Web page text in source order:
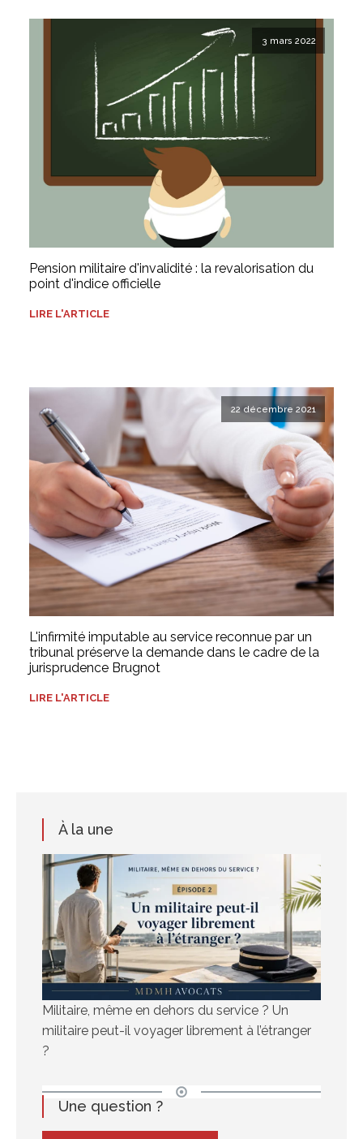
3 mars 2022
Pension militaire d'invalidité : la revalorisation du
point d'indice officielle
LIRE L'ARTICLE
22 décembre 2021
L'infirmité imputable au service reconnue par un
tribunal préserve la demande dans le cadre de la
jurisprudence Brugnot
LIRE L'ARTICLE
À la une
Militaire, même en dehors du service ? Un
militaire peut-il voyager librement à l’étranger
?
Une question ?